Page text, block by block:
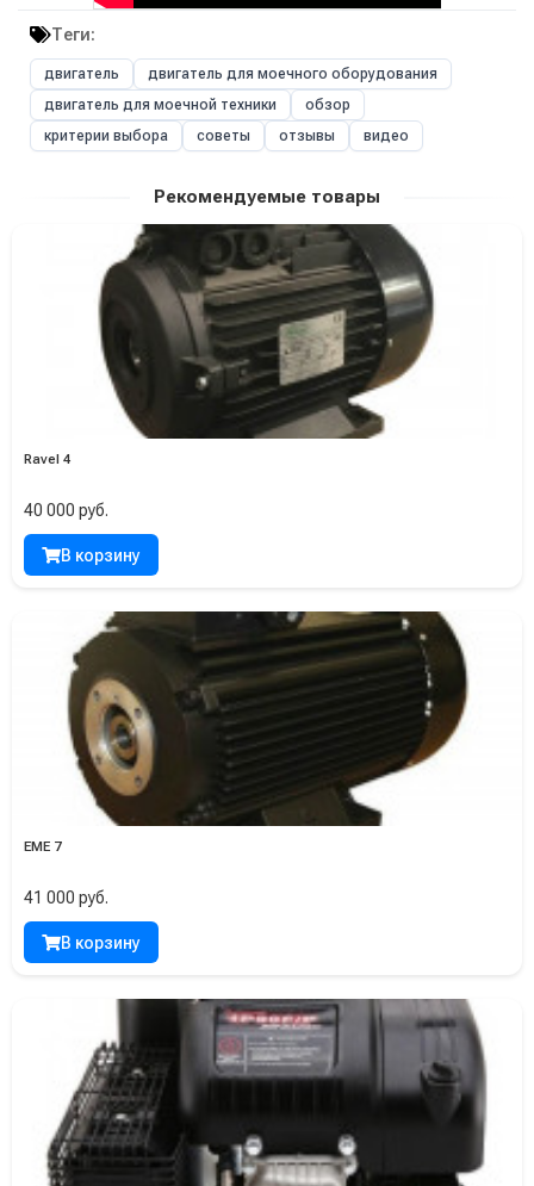
Теги:
двигатель
двигатель для моечного оборудования
двигатель для моечной техники
обзор
критерии выбора
советы отзывы видео
Рекомендуемые товары
Ravel 4
40 000 руб.
В корзину
EME 7
41 000 руб.
В корзину